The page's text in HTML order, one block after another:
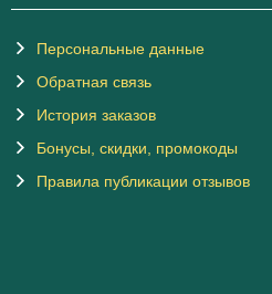
Персональные данные
Обратная связь
История заказов
Бонусы, скидки, промокоды
Правила публикации отзывов